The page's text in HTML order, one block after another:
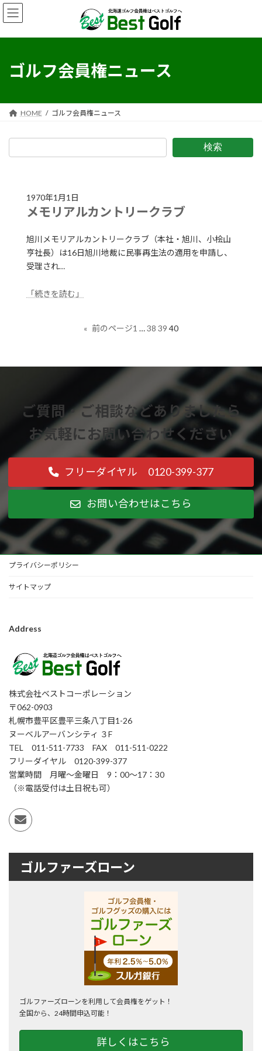
コ
ン
ン
ナ
ビ
ー
ゴルフ会員権ニュース
HOME ゴルフ会員権ニュース
検索
1970年1月1日
メモリアルカントリークラブ
旭川メモリアルカントリークラブ（本社・旭川、小桧山
亨社長）は16日旭川地裁に民事再生法の適用を申請し、
受理され…
「続きを読む」
« 前のページ1 …38 39 40
ご質問・ご相談などありましたら
お気軽にお問い合わせください
フリーダイヤル 0120-399-377
お問い合わせはこちら
プライバシーポリシー
サイトマップ
Address
株式会社ベストコーポレーション
〒062-0903
札幌市豊平区豊平三条八丁目1-26
ヌーベルアーバンシティ ３F
TEL 011-511-7733 FAX 011-511-0222
フリーダイヤル 0120-399-377
営業時間 月曜～金曜日 9：00～17：30
（※電話受付は土日祝も可）
ゴルファーズローン
ゴルファーズローンを利用して会員権をゲット！
全国から、24時間申込可能！
詳しくはこちら